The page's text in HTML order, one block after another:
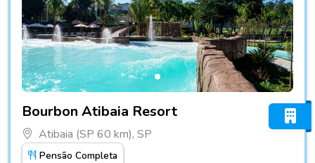
Bourbon Atibaia Resort
Atibaia (SP 60 km), SP
Pensão Completa